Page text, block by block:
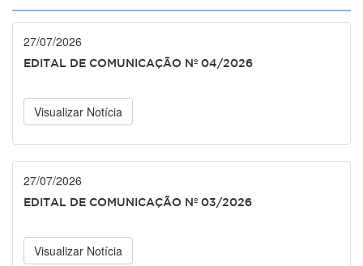
27/07/2026
EDITAL DE COMUNICAÇÃO Nº 04/2026
Visualizar Notícia
27/07/2026
EDITAL DE COMUNICAÇÃO Nº 03/2026
Visualizar Notícia